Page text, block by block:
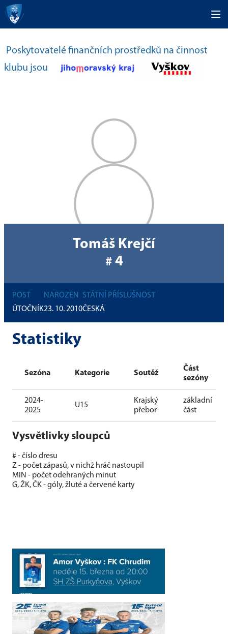
Poskytovatelé finančních prostředků na činnost
klubu jsou
Tomáš Krejčí
# 4
POST
ÚTOČNÍK
NAROZEN
23. 10. 2010
STÁTNÍ PŘÍSLUŠNOST
ČESKÁ
Statistiky
Sezóna Kategorie Soutěž
Část
sezóny
2024-
2025
U15
Krajský
přebor
základní
část
Vysvětlivky sloupců
# - číslo dresu
Z - počet zápasů, v nichž hráč nastoupil
MIN - počet odehraných minut
G, ŽK, ČK - góly, žluté a červené karty